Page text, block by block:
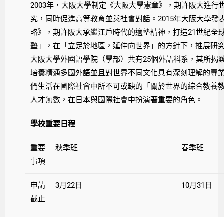
2003年，大阪大學制定《大阪大學憲章》，期許阪大進行
究，同時促進高等教育並與社會對話。2015年大阪大學發
略》，期許阪大承繼江戶時代的適塾精神，打造21世紀全
塾」，在「立足於地區，延伸向世界」的方針下，推展研
大阪大學外國語學院（學部）共有25個外語科系，其所揭
培養精通多國外語並且對世界不同文化具有深刻理解的專
們生活在國際社會中所不可或缺的「關於世界的綜合教養
人才無數，在日本與國際社會中扮演著重要的角色。
學校重要日程
重要
事項
秋季班 春季班
申請
截止
3月22日 10月31日